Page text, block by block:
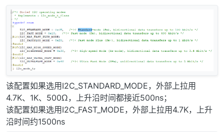
该配置如果选用I2C_STANDARD_MODE，外部上拉用
4.7K、1K、500Ω，上升沿时间都接近500ns；
该配置如果选用I2C_FAST_MODE，外部上拉用4.7K，上升
沿时间约1500ns